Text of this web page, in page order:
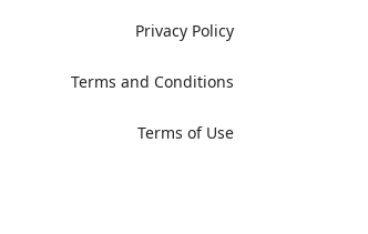
Privacy Policy
Terms and Conditions
Terms of Use